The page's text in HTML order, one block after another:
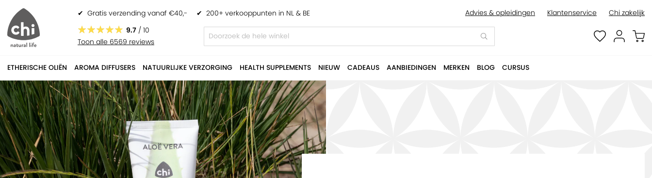
✔ Gratis verzending vanaf €40,- ✔ 200+ verkooppunten in NL & BE Advies & opleidingen Klantenservice
Chi zakelijk
9.7 / 10
Toon alle 6569 reviews
ETHERISCHE OLIËN AROMA DIFFUSERS NATUURLIJKE VERZORGING HEALTH SUPPLEMENTS NIEUW CADEAUS AANBIEDINGEN MERKEN BLOG CURSUS